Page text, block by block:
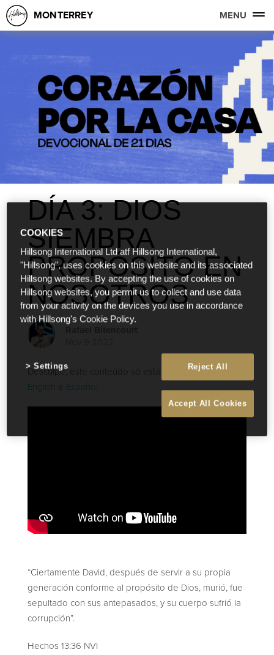
MONTERREY MENU
DÍA 3: DIOS
SIEMBRA
PROPÓSITO EN
NOSOTROS
Desculpe, este conteúdo só está disponível em
English e Español.
“Ciertamente David, después de servir a su propia
generación conforme al propósito de Dios, murió, fue
sepultado con sus antepasados, y su cuerpo sufrió la
corrupción”.
Hechos 13:36 NVI
COOKIES
Hillsong International Ltd atf Hillsong International,
"Hillsong", uses cookies on this website and its associated
Hillsong websites. By accepting the use of cookies on
Hillsong websites, you permit us to collect and use data
from your activity on the devices you use in accordance
with Hillsong's Cookie Policy.
Reject All
Accept All Cookies
Settings